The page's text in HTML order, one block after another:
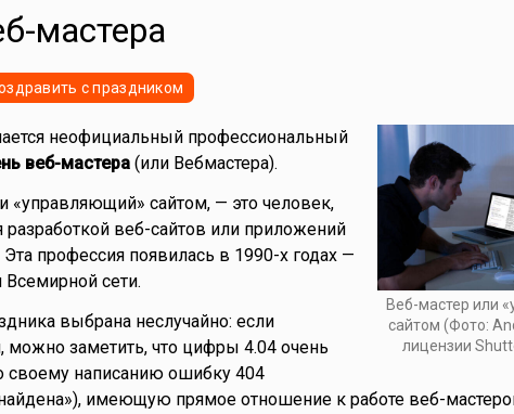
мастера
с праздником
Веб-мастер или
сайтом (Фото:
лицензии
неофициальный профессиональный
веб-мастера(или Вебмастера).
«управляющий» сайтом, — это человек,
веб-сайтов или приложений
Эта профессия появилась в 1990-х годах —
Всемирной сети.
выбрана неслучайно: если
можно заметить, что цифры 4.04 очень
своему написанию ошибку 404
имеющую прямое отношение к работе веб-